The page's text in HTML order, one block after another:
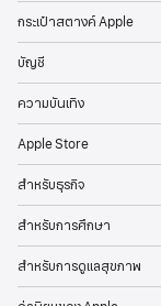
กระเป๋าสตางค์ Apple
บัญชี
ความบันเทิง
Apple Store
สำหรับธุรกิจ
สำหรับการศึกษา
สำหรับการดูแลสุขภาพ